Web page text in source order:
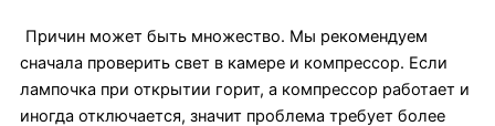
Причин может быть множество. Мы рекомендуем
сначала проверить свет в камере и компрессор. Если
лампочка при открытии горит, а компрессор работает и
иногда отключается, значит проблема требует более